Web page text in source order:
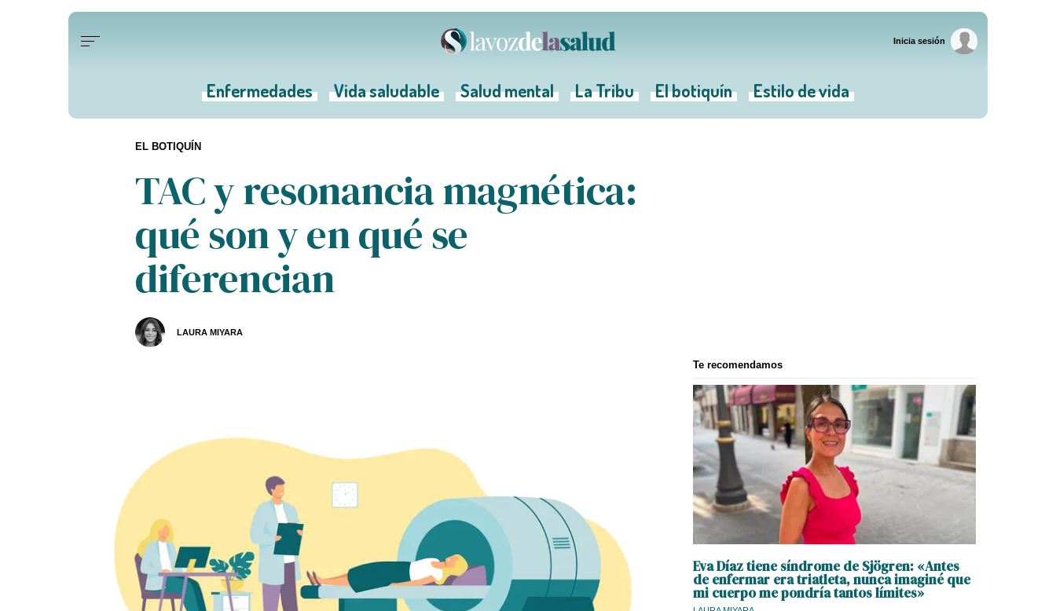
Inicia sesión
Enfermedades Vida saludable Salud mental La Tribu El botiquín Estilo de vida
TAC y resonancia magnética:
qué son y en qué se
diferencian
LAURA MIYARA
EL BOTIQUÍN
Te recomendamos
Eva Díaz tiene síndrome de Sjögren: «Antes
de enfermar era triatleta, nunca imaginé que
mi cuerpo me pondría tantos límites»